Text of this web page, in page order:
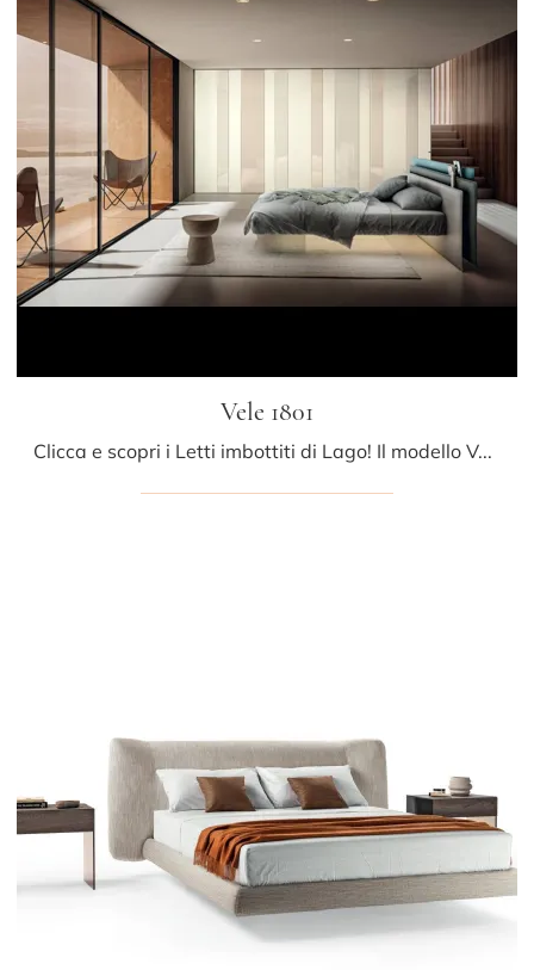
Vele 1801
Clicca e scopri i Letti imbottiti di Lago! Il modello Vele 1801 in tessuto ti sta aspettando nelle versioni matrimoniali.